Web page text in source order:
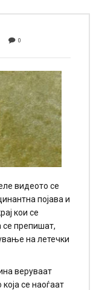
0
видеото се
појава и
кои се
се препишат,
на летечки
веруваат
се наоѓаат